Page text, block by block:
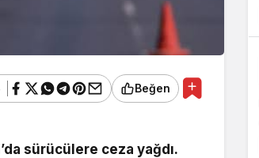
Beğen
sürücülere ceza yağdı.